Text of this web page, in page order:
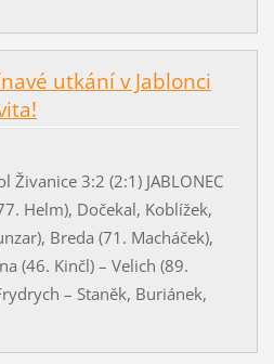
utkání v Jablonci
Živanice 3:2 (2:1) JABLONEC
Helm), Dočekal, Koblížek,
Breda (71. Macháček),
(46. Kinčl) – Velich (89.
– Staněk, Buriánek,